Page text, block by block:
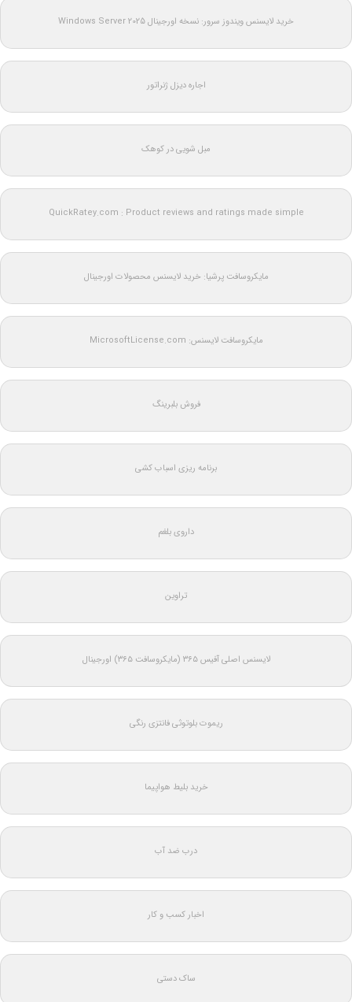
خرید لایسنس ویندوز سرور: نسخه اورجینال Windows Server 2025
اجاره دیزل ژنراتور
مبل شویی در کوهک
QuickRatey.com : Product reviews and ratings made simple
مایکروسافت پرشیا: خرید لایسنس محصولات اورجینال
مایکروسافت لایسنس: MicrosoftLicense.com
فروش بلبرینگ
برنامه ریزی اسباب کشی
داروی بلغم
تراوین
لایسنس اصلی آفیس ۳۶۵ (مایکروسافت ۳۶۵) اورجینال
ریموت بلوتوثی فانتزی رنگی
خرید بلیط هواپیما
درب ضد آب
اخبار کسب و کار
ساک دستی